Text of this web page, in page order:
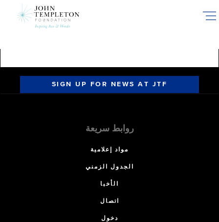
SIGN UP FOR NEWS AT JTF
روابط سريعة
مواد إعلامية
الجدول الزمني
الأخبا
اتصال
دخول